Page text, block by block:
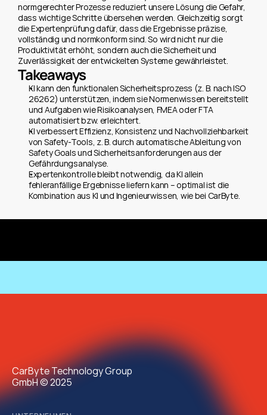
normgerechter Prozesse reduziert unsere Lösung die Gefahr,
dass wichtige Schritte übersehen werden. Gleichzeitig sorgt
die Expertenprüfung dafür, dass die Ergebnisse präzise,
vollständig und normkonform sind. So wird nicht nur die
Produktivität erhöht, sondern auch die Sicherheit und
Zuverlässigkeit der entwickelten Systeme gewährleistet.
Takeaways
KI kann den funktionalen Sicherheitsprozess (z. B. nach ISO
26262) unterstützen, indem sie Normenwissen bereitstellt
und Aufgaben wie Risikoanalysen, FMEA oder FTA
automatisiert bzw. erleichtert.
KI verbessert Effizienz, Konsistenz und Nachvollziehbarkeit
von Safety-Tools, z. B. durch automatische Ableitung von
Safety Goals und Sicherheitsanforderungen aus der
Gefährdungsanalyse.
Expertenkontrolle bleibt notwendig, da KI allein
fehleranfällige Ergebnisse liefern kann – optimal ist die
Kombination aus KI und Ingenieurwissen, wie bei CarByte.
CarByte Technology Group
GmbH © 2025